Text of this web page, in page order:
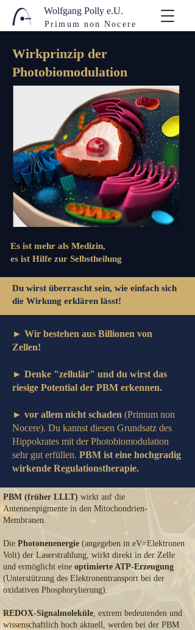
Wolfgang Polly e.U.
Primum non Nocere
Wirkprinzip der
Photobiomodulation
Es ist mehr als Medizin,
es ist Hilfe zur Selbstheilung
Du wirst überrascht sein, wie einfach sich
die Wirkung erklären lässt!
► Wir bestehen aus Billionen von
Zellen!
► Denke "zellulär" und du wirst das
riesige Potential der PBM erkennen.
► vor allem nicht schaden (Primum non
Nocere). Du kannst diesen Grundsatz des
Hippokrates mit der Photobiomodulation
sehr gut erfüllen. PBM ist eine hochgradig
wirkende Regulationstherapie.
PBM (früher LLLT) wirkt auf die
Antennenpigmente in den Mitochondrien-
Membranen.
Die Photonenenergie (angegeben in eV=Elektronen
Volt) der Laserstrahlung, wirkt direkt in der Zelle
und ermöglicht eine optimierte ATP-Erzeugung
(Unterstützung des Elektronentransport bei der
oxidativen Phosphorylierung).
REDOX-Signalmoleküle, extrem bedeutenden und
wissenschaftlich hoch aktuell, werden bei der PBM